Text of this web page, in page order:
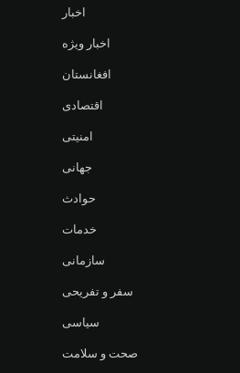
اخبار
اخبار ویژه
افغانستان
اقتصادی
امنیتی
جهانی
حوادث
خدمات
سازمانی
سفر و تفریحی
سیاسی
صحت و سلامت